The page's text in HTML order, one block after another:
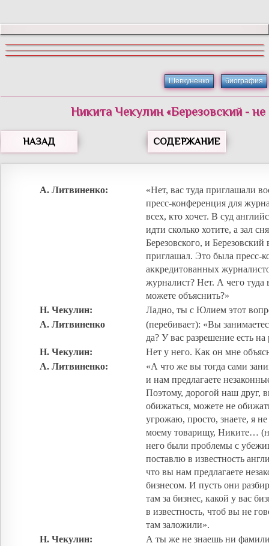
Шевкуненко биография
Никита Чекулин «Березовский - не
НАЗАД СОДЕРЖАНИЕ
А. Литвиненко:
«Нет, вас туда приглашали
пресс-конференция для
всех, кто хочет. В суд
идти сколько хотите, а зал
Березовского, и Березовский
приглашал. Это была пресс-
аккредитованных
журналист? Нет. А чего
можете объяснить?»
Н. Чекулин:
Ладно, ты с Юлием этот
А. Литвиненко
(перебивает): «Вы
да? У вас разрешение есть на
Н. Чекулин:
Нет у него. Как он мне
А. Литвиненко:
«А что же вы тогда сами
и нам предлагаете
Поэтому, дорогой наш друг,
обижаться, можете не
угрожаю, просто, знаете, я
моему товарищу, Никите…
него были проблемы с
поставлю в известность
что вы нам предлагаете
бизнесом. И пусть они
там за бизнес, какой у вас
в известность, чтоб вы не
там заложили».
Н. Чекулин:
А ты же не знаешь ни